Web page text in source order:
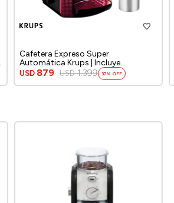
Cafetera Expreso Super
Automática Krups | Incluye
accesorio para leche | Color Rojo
USD 879 USD 1.399 37